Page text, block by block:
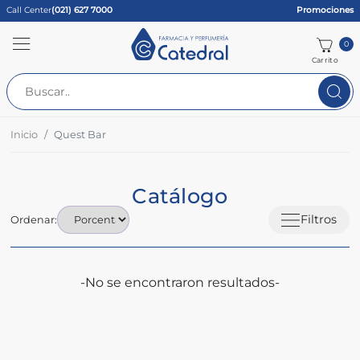
Call Center(021) 627 7000 Promociones
Carrito
0
Inicio Quest Bar
Catálogo
Filtros
Ordenar:
-No se encontraron resultados-